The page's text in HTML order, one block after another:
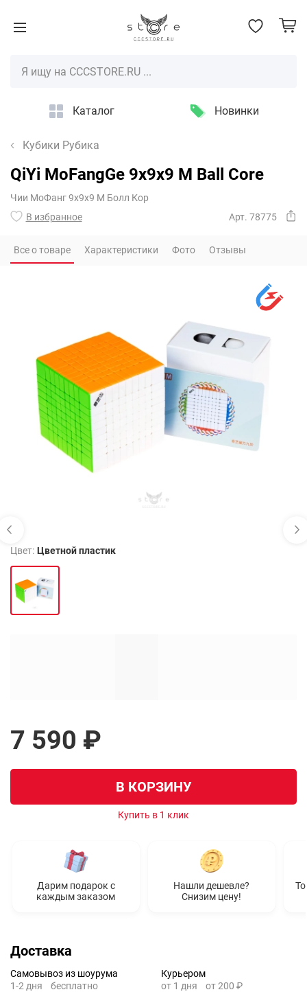
Каталог Новинки
Кубики Рубика
QiYi MoFangGe 9x9x9 M Ball Core
Чии МоФанг 9х9х9 М Болл Кор
В избранное
Арт. 78775
Все о товаре Характеристики Фото Отзывы
Цвет: Цветной пластик
7 590 ₽
В КОРЗИНУ
Купить в 1 клик
Дарим подарок с
каждым заказом
Нашли дешевле?
Снизим цену!
Доставка
Самовывоз из шоурума
1-2 дня
бесплатно
Курьером
от 1 дня
от 200 ₽